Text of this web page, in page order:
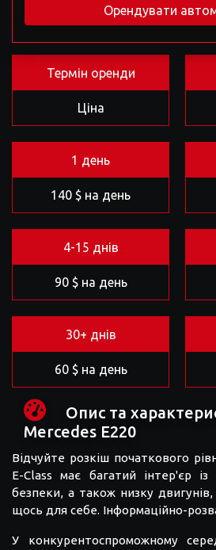
Орендувати
Термін оренди
Ціна
1 день
140 $ на день
4-15 днів
90 $ на день
30+ днів
60 $ на день
Опис та
Mercedes E220
Відчуйте розкіш початкового
E-Class має багатий інтер'єр із
безпеки, а також низку
щось для себе. Інформаційно-
У конкурентоспроможному